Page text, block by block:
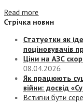
Read more
Стрічка новин
Статуетки як
поціновувачів
Ціни на АЗС
08.04.2026
Як працюють
війни: досвід
Встигни бути